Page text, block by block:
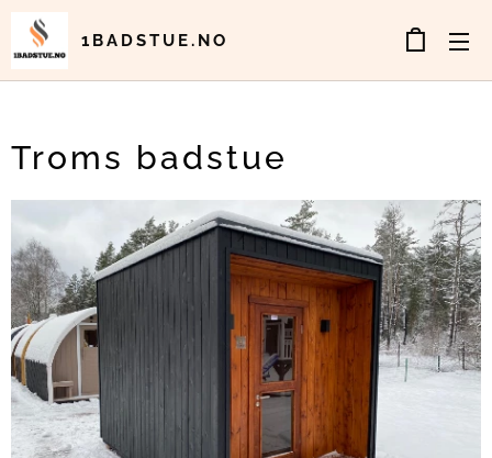
1BADSTUE.NO
Troms badstue